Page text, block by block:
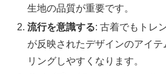
生地の品質が重要です。
流行を意識する: 古着でもトレ
が反映されたデザインのアイテ
リングしやすくなります。